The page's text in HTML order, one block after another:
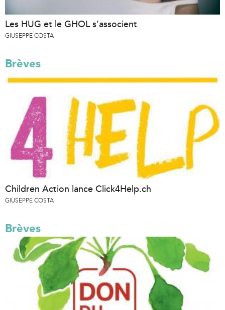
Les HUG et le GHOL s’associent
GIUSEPPE COSTA
Brèves
Children Action lance Click4Help.ch
GIUSEPPE COSTA
Brèves